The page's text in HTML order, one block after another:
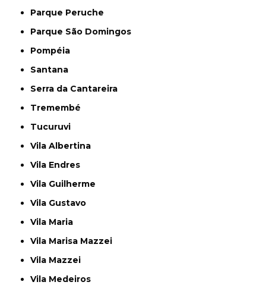
Parque Peruche
Parque São Domingos
Pompéia
Santana
Serra da Cantareira
Tremembé
Tucuruvi
Vila Albertina
Vila Endres
Vila Guilherme
Vila Gustavo
Vila Maria
Vila Marisa Mazzei
Vila Mazzei
Vila Medeiros